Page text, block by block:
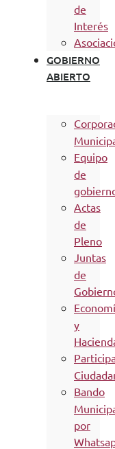
de
Interés
GOBIERNO
ABIERTO
Equipo
de
Actas
de
Pleno
Juntas
de
y
Bando
por